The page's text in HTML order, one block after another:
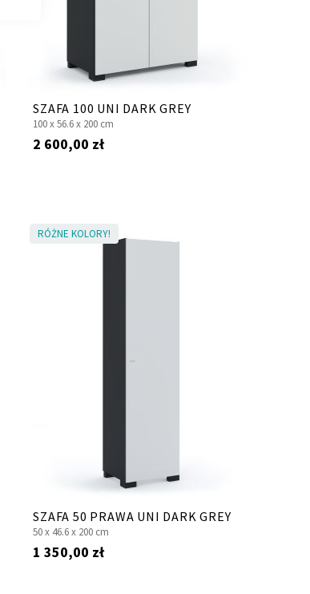
SZAFA 100 UNI DARK GREY
100 x56.6 x 200 cm
2 600,00 zł
RÓŻNE KOLORY!
SZAFA 50 PRAWA UNI DARK GREY
50 x 46.6 x 200 cm
1 350,00 zł